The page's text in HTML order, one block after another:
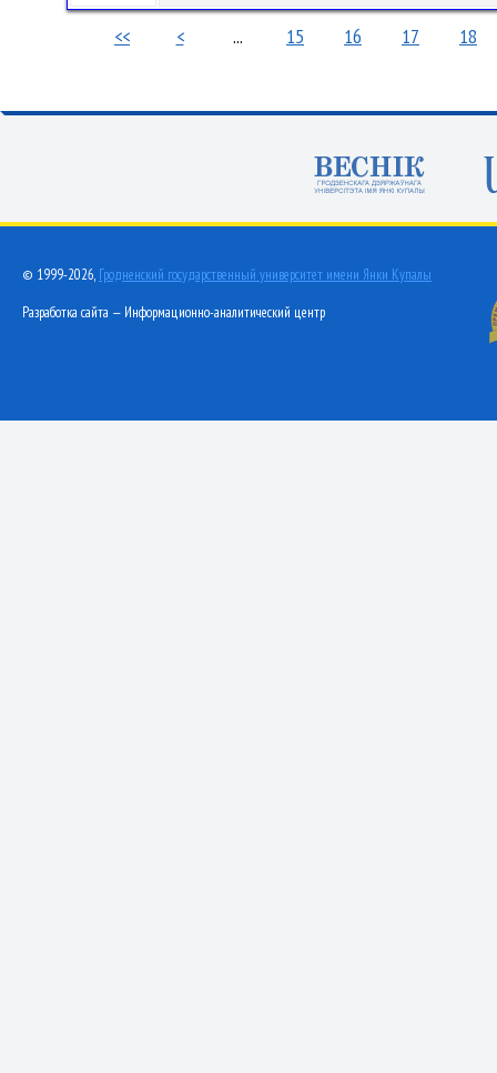
<< < ... 15 16 17 18
© 1999-2026, Гродненский государственный университет имени Янки Купалы
Разработка сайта — Информационно-аналитический центр